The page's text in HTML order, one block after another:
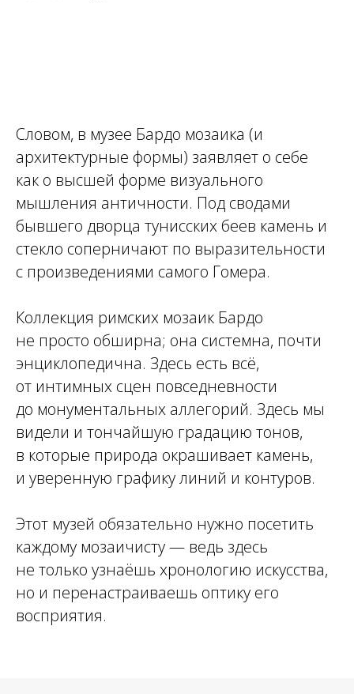
Словом, в музее Бардо мозаика (и
архитектурные формы) заявляет о себе
как о высшей форме визуального
мышления античности. Под сводами
бывшего дворца тунисских беев камень и
стекло соперничают по выразительности
с произведениями самого Гомера.
Коллекция римских мозаик Бардо
не просто обширна; она системна, почти
энциклопедична. Здесь есть всё,
от интимных сцен повседневности
до монументальных аллегорий. Здесь мы
видели и тончайшую градацию тонов,
в которые природа окрашивает камень,
и уверенную графику линий и контуров.
Этот музей обязательно нужно посетить
каждому мозаичисту — ведь здесь
не только узнаёшь хронологию искусства,
но и перенастраиваешь оптику его
восприятия.